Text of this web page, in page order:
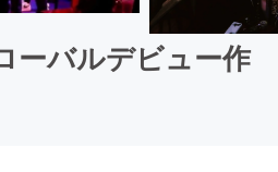
ーバルデビュー作